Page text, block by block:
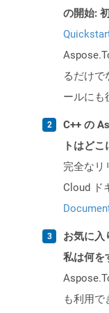
の開始:
るだけで
ールにも
C++ の
トはど
完全なリ
Cloud ド
お気に入
私は何を
も利用で